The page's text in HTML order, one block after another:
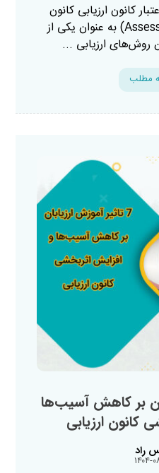
کانون ارزیابی کانون
ارزیابی (Assessment Center) به عنوان یکی از
روش‌های ارزیابی ...
مطلب
بر کاهش آسیب‌ها
کانون ارزیابی
راد
۰۸-۰۴